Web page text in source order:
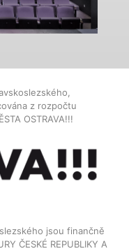
z rozpočtu
OSTRAVA!!!
jsou finančně
ČESKÉ REPUBLIKY A